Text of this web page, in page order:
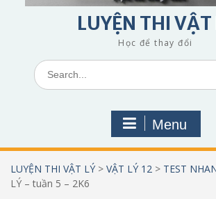
LUYỆN THI VẬT
Học để thay đổi
Search
for:
Menu
LUYỆN THI VẬT LÝ > VẬT LÝ 12 > TEST
LÝ – tuần 5 – 2K6